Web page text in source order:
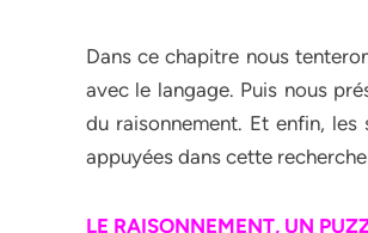
Dans ce chapitre nous
avec le langage. Puis nous
du raisonnement. Et enfin, les
appuyées dans cette
LE RAISONNEMENT, UN